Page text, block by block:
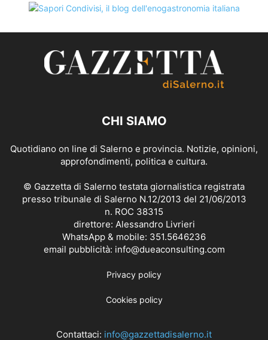
CHI SIAMO
Quotidiano on line di Salerno e provincia. Notizie, opinioni,
approfondimenti, politica e cultura.
© Gazzetta di Salerno testata giornalistica registrata
presso tribunale di Salerno N.12/2013 del 21/06/2013
n. ROC 38315
direttore: Alessandro Livrieri
WhatsApp & mobile: 351.5646236
email pubblicità: info@dueaconsulting.com
Privacy policy
Cookies policy
Contattaci: info@gazzettadisalerno.it